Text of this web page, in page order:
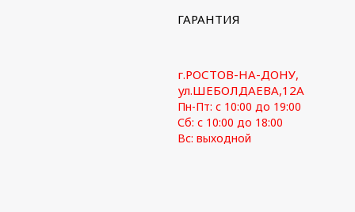
ГАРАНТИЯ
г.РОСТОВ-НА-ДОНУ,
ул.ШЕБОЛДАЕВА,12А
Пн-Пт: с 10:00 до 19:00
Сб: с 10:00 до 18:00
Вс: выходной